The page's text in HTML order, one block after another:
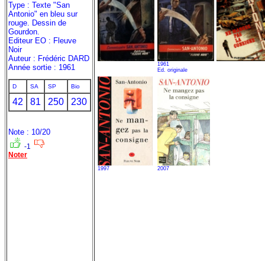
Type : Texte "San
Antonio" en bleu sur
rouge. Dessin de
Gourdon.
Editeur EO : Fleuve
Noir
Auteur : Frédéric DARD
Année sortie : 1961
D SA SP Bio
42 81 250 230
Note : 10/20
-1
Noter
1961
Ed. originale
1997 2007